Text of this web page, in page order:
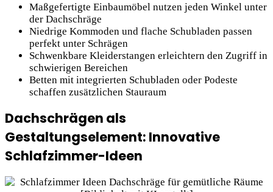
Maßgefertigte Einbaumöbel nutzen jeden Winkel unter
der Dachschräge
Niedrige Kommoden und flache Schubladen passen
perfekt unter Schrägen
Schwenkbare Kleiderstangen erleichtern den Zugriff in
schwierigen Bereichen
Betten mit integrierten Schubladen oder Podeste
schaffen zusätzlichen Stauraum
Dachschrägen als
Gestaltungselement: Innovative
Schlafzimmer-Ideen